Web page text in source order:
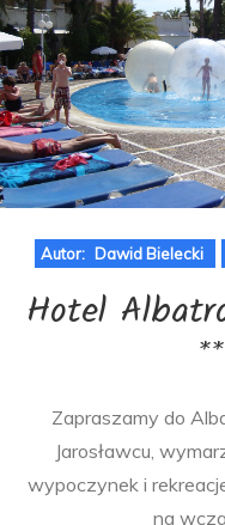
Autor: Dawid Bielecki
Hotel
Zapraszamy do
Jarosławcu,
wypoczynek i
na